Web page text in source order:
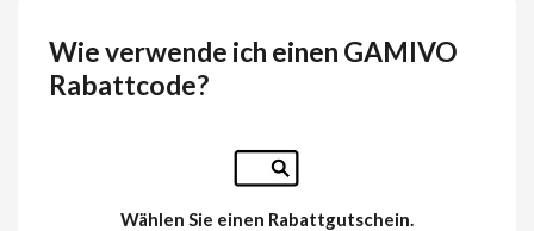
Wie verwende ich einen GAMIVO
Rabattcode?
Wählen Sie einen Rabattgutschein.